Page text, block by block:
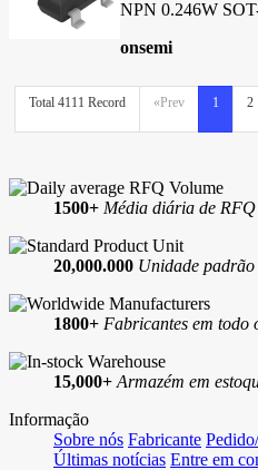
NPN 0.246W
onsemi
Total 4111 Record «Prev 1 2
1500+ Média diária de RFQ
20,000.000 Unidade
1800+ Fabricantes em todo
15,000+ Armazém em
Informação
Sobre nós Fabricante
Últimas notícias Entre em